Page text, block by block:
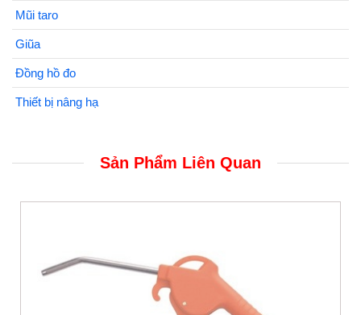
Mũi taro
Giũa
Đồng hồ đo
Thiết bị nâng hạ
Sản Phẩm Liên Quan